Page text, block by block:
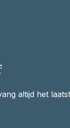
altijd het